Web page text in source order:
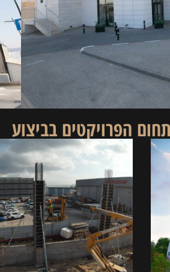
הפרויקטים בביצוע